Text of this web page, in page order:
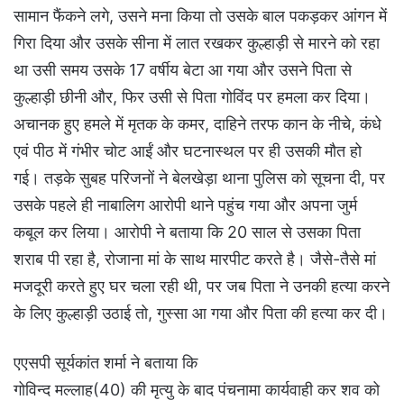
सामान फैंकने लगे, उसने मना किया तो उसके बाल पकड़कर आंगन में
गिरा दिया और उसके सीना में लात रखकर कुल्हाड़ी से मारने को रहा
था उसी समय उसके 17 वर्षीय बेटा आ गया और उसने पिता से
कुल्हाड़ी छीनी और, फिर उसी से पिता गोविंद पर हमला कर दिया।
अचानक हुए हमले में मृतक के कमर, दाहिने तरफ कान के नीचे, कंधे
एवं पीठ में गंभीर चोट आईं और घटनास्थल पर ही उसकी मौत हो
गई। तड़के सुबह परिजनों ने बेलखेड़ा थाना पुलिस को सूचना दी, पर
उसके पहले ही नाबालिग आरोपी थाने पहुंच गया और अपना जुर्म
कबूल कर लिया। आरोपी ने बताया कि 20 साल से उसका पिता
शराब पी रहा है, रोजाना मां के साथ मारपीट करते है। जैसे-तैसे मां
मजदूरी करते हुए घर चला रही थी, पर जब पिता ने उनकी हत्या करने
के लिए कुल्हाड़ी उठाई तो, गुस्सा आ गया और पिता की हत्या कर दी।
एएसपी सूर्यकांत शर्मा ने बताया कि
गोविन्द मल्लाह(40) की मृत्यु के बाद पंचनामा कार्यवाही कर शव को